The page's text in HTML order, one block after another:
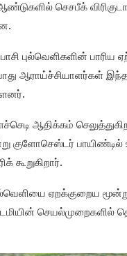
செசபீக்
புல்வெளிகளின் பாரிய
ஆராய்ச்சியாளர்கள்
ஆதிக்கம்
குளோசெஸ்டர்
கூறுகிறார்.
ஏறக்குறைய
செயல்முறைகளில்